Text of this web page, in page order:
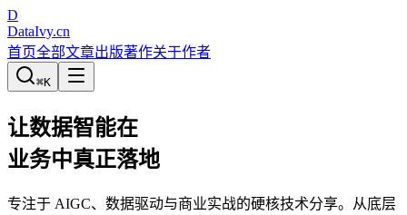
D
DataIvy.cn
首页全部文章出版著作关于作者
⌘K
让数据智能在
业务中真正落地
专注于 AIGC、数据驱动与商业实战的硬核技术分享。从底层